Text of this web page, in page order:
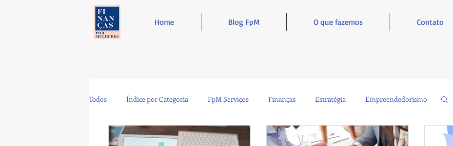
Home Blog FpM O que fazemos Contato
Todos Índice por Categoria FpM Serviços Finanças Estratégia Empreendedorismo
Tecnologia Controladoria Sustentabilidade Administração Inclusão e Inspiração